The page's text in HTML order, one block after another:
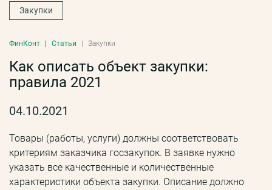
Закупки
ФинКонт Статьи Закупки
Как описать объект закупки:
правила 2021
04.10.2021
Товары (работы, услуги) должны соответствовать
критериям заказчика госзакупок. В заявке нужно
указать все качественные и количественные
характеристики объекта закупки. Описание должно
конфиденциальности